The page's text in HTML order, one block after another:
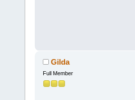
Gilda
Full Member